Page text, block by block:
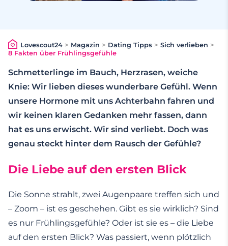
Lovescout24> Magazin > Dating Tipps > Sich verlieben >
8 Fakten über Frühlingsgefühle
Schmetterlinge im Bauch, Herzrasen, weiche
Knie: Wir lieben dieses wunderbare Gefühl. Wenn
unsere Hormone mit uns Achterbahn fahren und
wir keinen klaren Gedanken mehr fassen, dann
hat es uns erwischt. Wir sind verliebt. Doch was
genau steckt hinter dem Rausch der Gefühle?
Die Liebe auf den ersten Blick
Die Sonne strahlt, zwei Augenpaare treffen sich und
– Zoom – ist es geschehen. Gibt es sie wirklich? Sind
es nur Frühlingsgefühle? Oder ist sie es – die Liebe
auf den ersten Blick? Was passiert, wenn plötzlich